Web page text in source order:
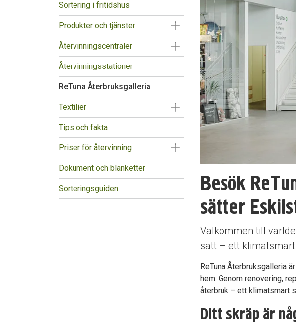
Sortering i fritidshus
Produkter och tjänster Visa/Göm undermeny
Återvinningscentraler Visa/Göm undermeny
Återvinningsstationer
ReTuna Återbruksgalleria
Textilier Visa/Göm undermeny
Tips och fakta
Priser för återvinning Visa/Göm undermeny
Dokument och blanketter
Sorteringsguiden
Besök
sätter
Välkommen till
sätt – ett klimatsmart
ReTuna Återbruksgalleria
hem. Genom renovering,
återbruk – ett klimatsmart
Ditt skräp är